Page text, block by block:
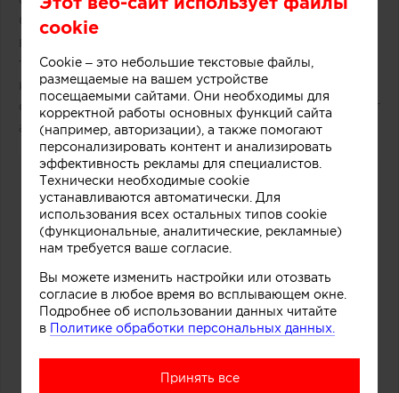
Средствами дизайна нам удалось сосредоточить
внимание покупателей как на самом продукте,
так и на производственном процессе, в основе
которого перемешивание слоев фруктов, ягод,
орехов и ароматических добавок», рассказывают
авторы этого небольшого проекта.
cookie
Cookie – это небольшие текстовые файлы,
размещаемые на вашем устройстве
посещаемыми сайтами. Они необходимы для
корректной работы основных функций сайта
(например, авторизации), а также помогают
персонализировать контент и анализировать
эффективность рекламы для специалистов.
Технически необходимые cookie
устанавливаются автоматически. Для
использования всех остальных типов cookie
(функциональные, аналитические, рекламные)
нам требуется ваше согласие.
Вы можете изменить настройки или отозвать
согласие в любое время во всплывающем окне.
Подробнее об использовании данных читайте
в Политике обработки персональных данных.
Принять все